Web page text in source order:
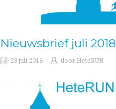
Nieuwsbrief juli 2018
23 juli 2018 door HeteRUN